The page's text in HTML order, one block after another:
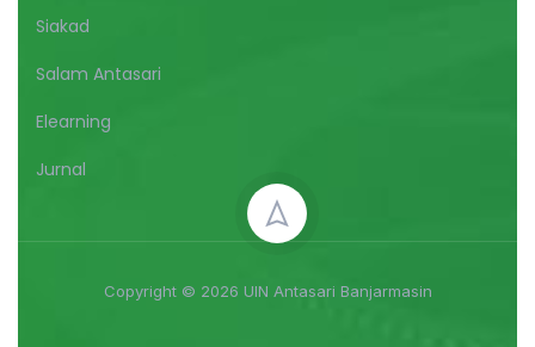
Siakad
Salam Antasari
Elearning
Jurnal
Copyright © 2026 UIN Antasari Banjarmasin